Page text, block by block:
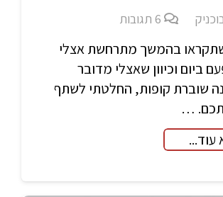
6 תגובות
בהמשך מתרחשת אצלי
ביום וכיוון שאצלי מדובר
שוברת קופות, החלטתי לשתף
…
עוד...